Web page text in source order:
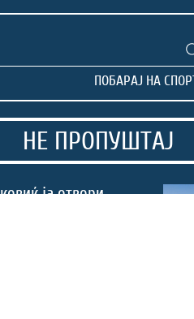
НЕ ПРОПУШТАЈ
ја отвори